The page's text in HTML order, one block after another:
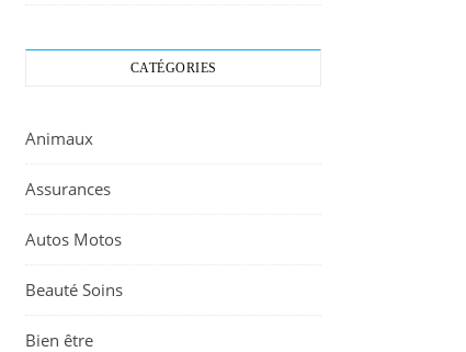
CATÉGORIES
Animaux
Assurances
Autos Motos
Beauté Soins
Bien être